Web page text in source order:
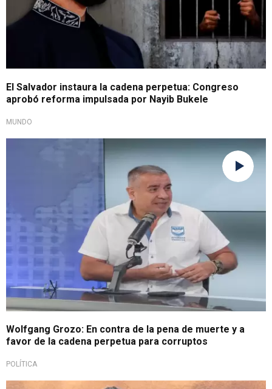
El Salvador instaura la cadena perpetua: Congreso
aprobó reforma impulsada por Nayib Bukele
MUNDO
Wolfgang Grozo: En contra de la pena de muerte y a
favor de la cadena perpetua para corruptos
POLÍTICA